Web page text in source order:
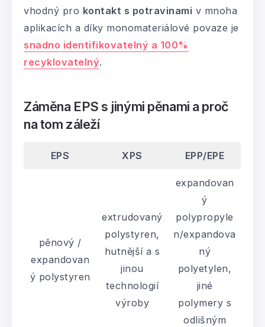
vhodný pro kontakt s potravinami v mnoha
aplikacích a díky monomateriálové povaze je
snadno identifikovatelný a 100%
recyklovatelný.
Záměna EPS s jinými pěnami a proč
na tom záleží
EPS XPS EPP/EPE
pěnový /
expandovan
ý polystyren
extrudovaný
polystyren,
hutnější a s
jinou
technologií
výroby
expandovan
ý
polypropyle
n/expandova
ný
polyetylen,
jiné
polymery s
odlišným